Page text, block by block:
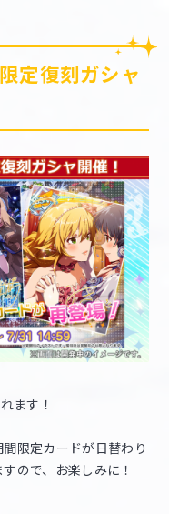
定復刻ガシャ
ます！
限定カードが日替わり
ので、お楽しみに！